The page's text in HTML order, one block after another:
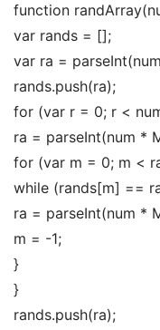
function
var rands = [];
var ra =
rands.push(ra);
for (var r = 0; r <
ra = parseInt(num *
for (var m = 0; m <
while (rands[m] ==
ra = parseInt(num *
m = -1;
}
}
rands.push(ra);